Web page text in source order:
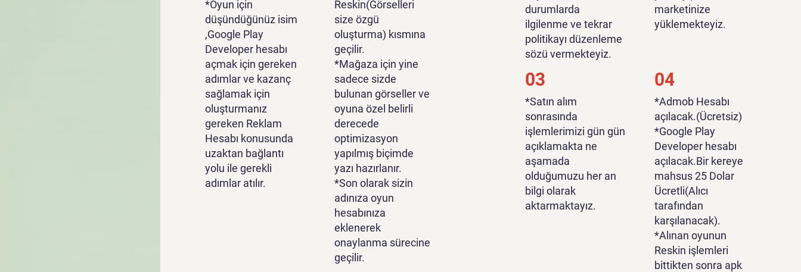
*Oyun için
düşündüğünüz isim
,Google Play
Developer hesabı
açmak için gereken
adımlar ve kazanç
sağlamak için
oluşturmanız
gereken Reklam
Hesabı konusunda
uzaktan bağlantı
yolu ile gerekli
adımlar atılır.
Reskin(Görselleri
size özgü
oluşturma) kısmına
geçilir.
*Mağaza için yine
sadece sizde
bulunan görseller ve
oyuna özel belirli
derecede
optimizasyon
yapılmış biçimde
yazı hazırlanır.
*Son olarak sizin
adınıza oyun
hesabınıza
eklenerek
onaylanma sürecine
geçilir.
durumlarda
ilgilenme ve tekrar
politikayı düzenleme
sözü vermekteyiz.
03
*Satın alım
sonrasında
işlemlerimizi gün gün
açıklamakta ne
aşamada
olduğumuzu her an
bilgi olarak
aktarmaktayız.
marketinize
yüklemekteyiz.
04
*Admob Hesabı
açılacak.(Ücretsiz)
*Google Play
Developer hesabı
açılacak.Bir kereye
mahsus 25 Dolar
Ücretli(Alıcı
tarafından
karşılanacak).
*Alınan oyunun
Reskin işlemleri
bittikten sonra apk